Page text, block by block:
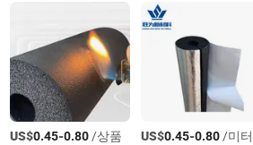
US$0.45-0.80/상품 US$0.45-0.80/미터